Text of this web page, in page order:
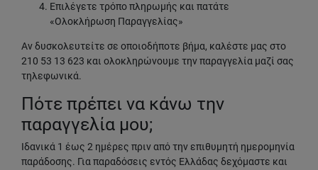
Επιλέγετε τρόπο πληρωμής και πατάτε
«Ολοκλήρωση Παραγγελίας»
Αν δυσκολευτείτε σε οποιοδήποτε βήμα, καλέστε μας στο
210 53 13 623 και ολοκληρώνουμε την παραγγελία μαζί σας
τηλεφωνικά.
Πότε πρέπει να κάνω την
παραγγελία μου;
Ιδανικά 1 έως 2 ημέρες πριν από την επιθυμητή ημερομηνία
παράδοσης. Για παραδόσεις εντός Ελλάδας δεχόμαστε και